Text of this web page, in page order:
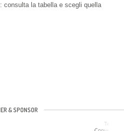
consulta la tabella e scegli quella
& SPONSOR